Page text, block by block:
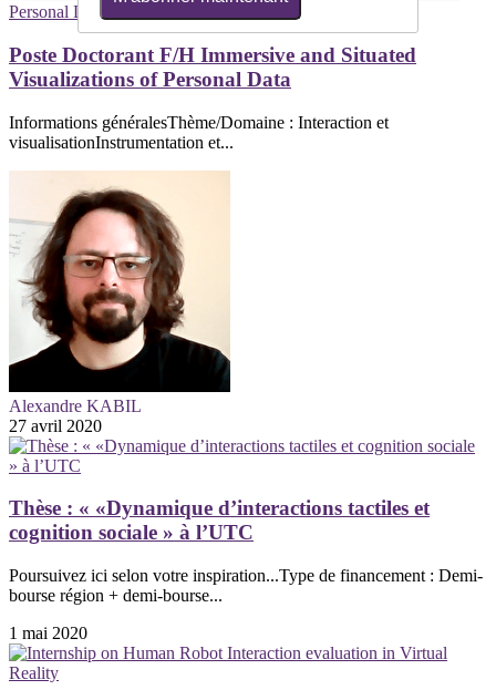
Poste Doctorant F/H Immersive and Situated
Visualizations of Personal Data
Informations généralesThème/Domaine : Interaction et
visualisationInstrumentation et...
Alexandre KABIL
27 avril 2020
Thèse : « «Dynamique d’interactions tactiles et
cognition sociale » à l’UTC
Poursuivez ici selon votre inspiration...Type de financement : Demi-
bourse région + demi-bourse...
1 mai 2020